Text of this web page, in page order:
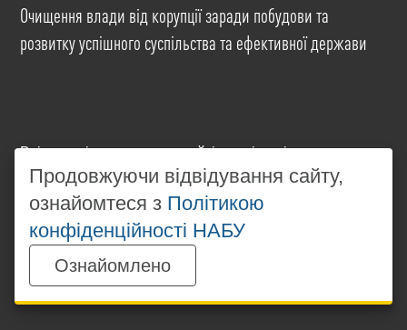
Очищення влади від корупції заради побудови та
розвитку успішного суспільства та ефективної держави
Всі матеріали на цьому сайті розміщені на умовах
ліцензіїCreative Commons Attribution-NonCommercial-
NoDerivatives 4.0 International. Використання будь-
яких матеріалів, розміщених на сайті, дозволяється
за умови посилання наwww.nabu.gov.ua
незалежності від повного або часткового
використання матеріалів.
Продовжуючи відвідування сайту,
ознайомтеся з Політикою
конфіденційності НАБУ
Ознайомлено